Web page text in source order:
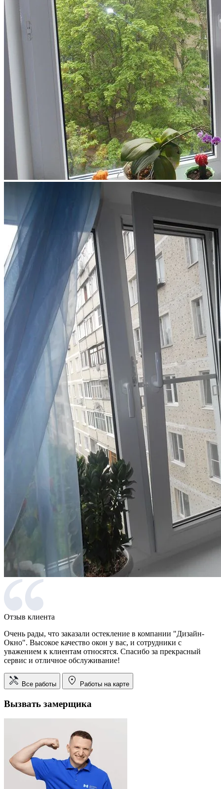
Отзыв клиента
Очень рады, что заказали остекление в компании "Дизайн-
Окно". Высокое качество окон у вас, и сотрудники с
уважением к клиентам относятся. Спасибо за прекрасный
сервис и отличное обслуживание!
Все работы Работы на карте
Вызвать замерщика